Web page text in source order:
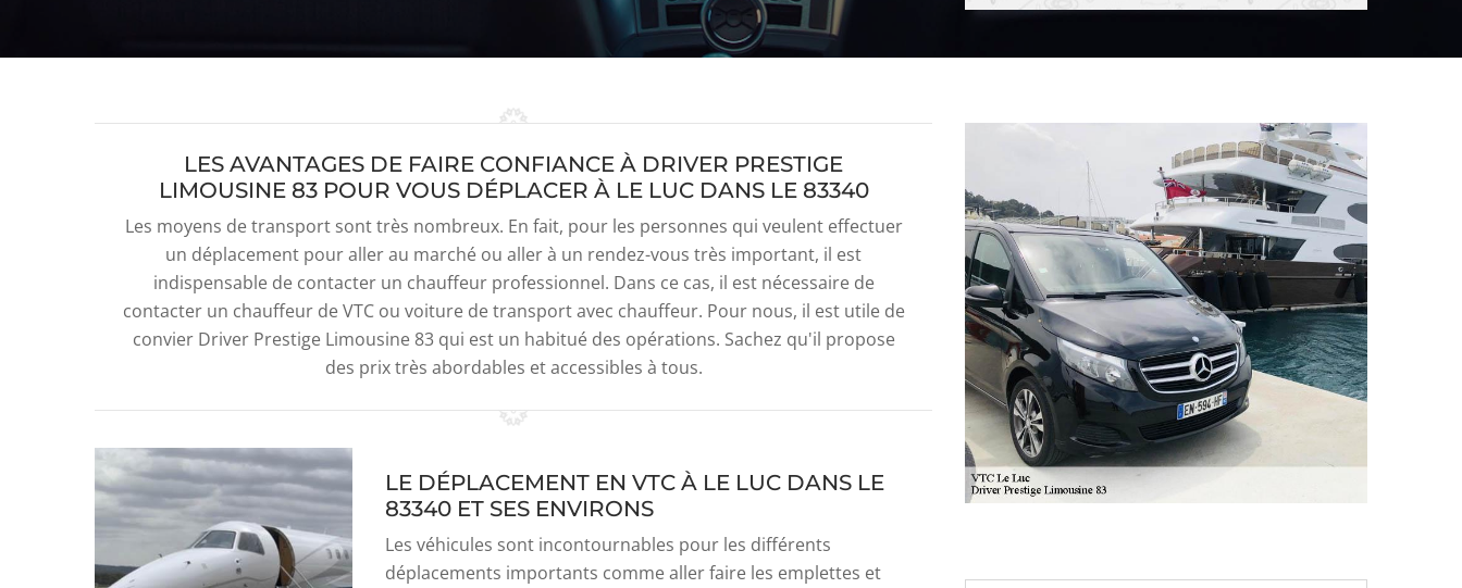
LES AVANTAGES DE FAIRE CONFIANCE À DRIVER PRESTIGE
LIMOUSINE 83 POUR VOUS DÉPLACER À LE LUC DANS LE 83340
Les moyens de transport sont très nombreux. En fait, pour les personnes qui veulent effectuer
un déplacement pour aller au marché ou aller à un rendez-vous très important, il est
indispensable de contacter un chauffeur professionnel. Dans ce cas, il est nécessaire de
contacter un chauffeur de VTC ou voiture de transport avec chauffeur. Pour nous, il est utile de
convier Driver Prestige Limousine 83 qui est un habitué des opérations. Sachez qu'il propose
des prix très abordables et accessibles à tous.
LE DÉPLACEMENT EN VTC À LE LUC DANS LE
83340 ET SES ENVIRONS
Les véhicules sont incontournables pour les différents
déplacements importants comme aller faire les emplettes et